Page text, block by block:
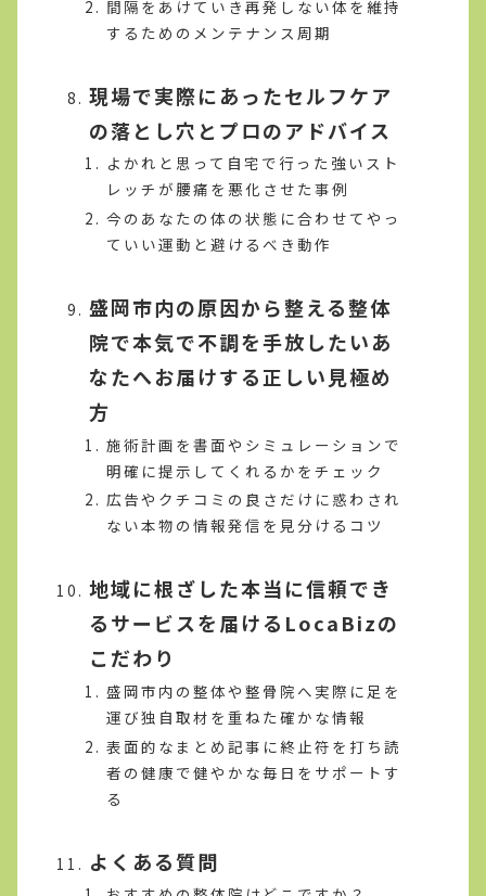
間隔をあけていき再発しない体を維持
するためのメンテナンス周期
現場で実際にあったセルフケア
の落とし穴とプロのアドバイス
よかれと思って自宅で行った強いスト
レッチが腰痛を悪化させた事例
今のあなたの体の状態に合わせてやっ
ていい運動と避けるべき動作
盛岡市内の原因から整える整体
院で本気で不調を手放したいあ
なたへお届けする正しい見極め
方
施術計画を書面やシミュレーションで
明確に提示してくれるかをチェック
広告やクチコミの良さだけに惑わされ
ない本物の情報発信を見分けるコツ
地域に根ざした本当に信頼でき
るサービスを届けるLocaBizの
こだわり
盛岡市内の整体や整骨院へ実際に足を
運び独自取材を重ねた確かな情報
表面的なまとめ記事に終止符を打ち読
者の健康で健やかな毎日をサポートす
る
よくある質問